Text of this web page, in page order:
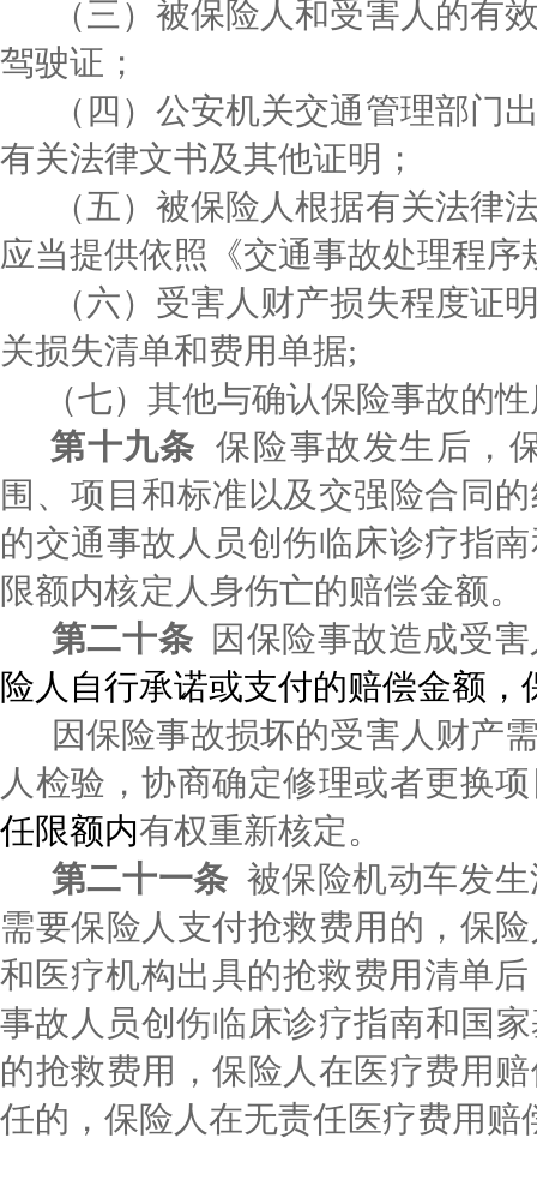
（三）被保险人和受害人的有
驾驶证；
（四）公安机关交通管理部门
有关法律文书及其他证明；
（五）被保险人根据有关法律
应当提供依照《交通事故处理程
（六）受害人财产损失程度证
关损失清单和费用单据;
（七）其他与确认保险事故的
第十九条 保险事故发生后，
围、项目和标准以及交强险合同
的交通事故人员创伤临床诊疗指
限额内核定人身伤亡的赔偿金额。
第二十条 因保险事故造成受
险人自行承诺或支付的赔偿金额
因保险事故损坏的受害人财产
人检验，协商确定修理或者更换
任限额内有权重新核定。
第二十一条 被保险机动车发
需要保险人支付抢救费用的，保
和医疗机构出具的抢救费用清单
事故人员创伤临床诊疗指南和国
的抢救费用，保险人在医疗费用
任的，保险人在无责任医疗费用赔